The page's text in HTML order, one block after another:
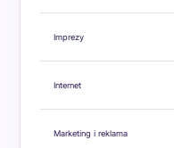
Imprezy
Internet
Marketing i reklama